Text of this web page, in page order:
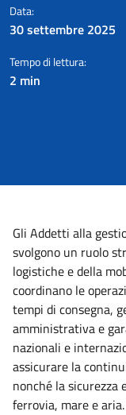
Data:
30 settembre 2025
Tempo di lettura:
2 min
Gli Addetti alla
svolgono un ruolo
logistiche e della
coordinano le
tempi di consegna,
amministrativa e
nazionali e
assicurare la
nonché la sicurezza
ferrovia, mare e aria.